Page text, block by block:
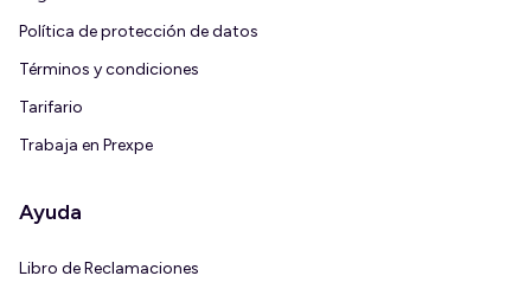
Política de protección de datos
Términos y condiciones
Tarifario
Trabaja en Prexpe
Ayuda
Libro de Reclamaciones